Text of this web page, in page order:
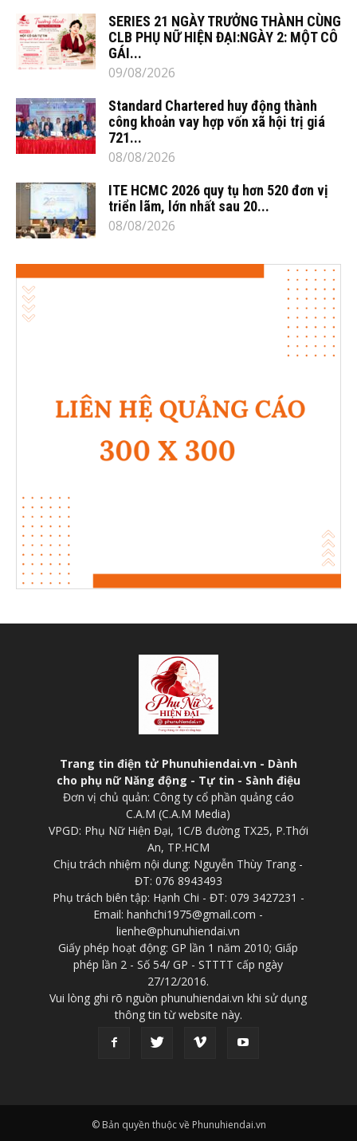
SERIES 21 NGÀY TRƯỞNG THÀNH CÙNG
CLB PHỤ NỮ HIỆN ĐẠI:NGÀY 2: MỘT CÔ
GÁI...
09/08/2026
Standard Chartered huy động thành
công khoản vay hợp vốn xã hội trị giá
721...
08/08/2026
ITE HCMC 2026 quy tụ hơn 520 đơn vị
triển lãm, lớn nhất sau 20...
08/08/2026
Trang tin điện tử Phunuhiendai.vn - Dành
cho phụ nữ Năng động - Tự tin - Sành điệu
Đơn vị chủ quản: Công ty cổ phần quảng cáo
C.A.M (C.A.M Media)
VPGD: Phụ Nữ Hiện Đại, 1C/B đường TX25, P.Thới
An, TP.HCM
Chịu trách nhiệm nội dung: Nguyễn Thùy Trang -
ĐT: 076 8943493
Phụ trách biên tập: Hạnh Chi - ĐT: 079 3427231 -
Email: hanhchi1975@gmail.com -
lienhe@phunuhiendai.vn
Giấy phép hoạt động: GP lần 1 năm 2010; Giấp
phép lần 2 - Số 54/ GP - STTTT cấp ngày
27/12/2016.
Vui lòng ghi rõ nguồn phunuhiendai.vn khi sử dụng
thông tin từ website này.
© Bản quyền thuộc về Phunuhiendai.vn